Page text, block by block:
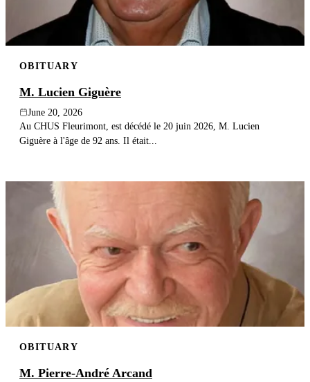
OBITUARY
M. Lucien Giguère
June 20, 2026
Au CHUS Fleurimont, est décédé le 20 juin 2026, M. Lucien
Giguère à l'âge de 92 ans. Il était...
OBITUARY
M. Pierre-André Arcand